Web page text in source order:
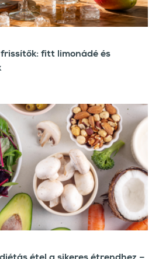
fitt limonádé és